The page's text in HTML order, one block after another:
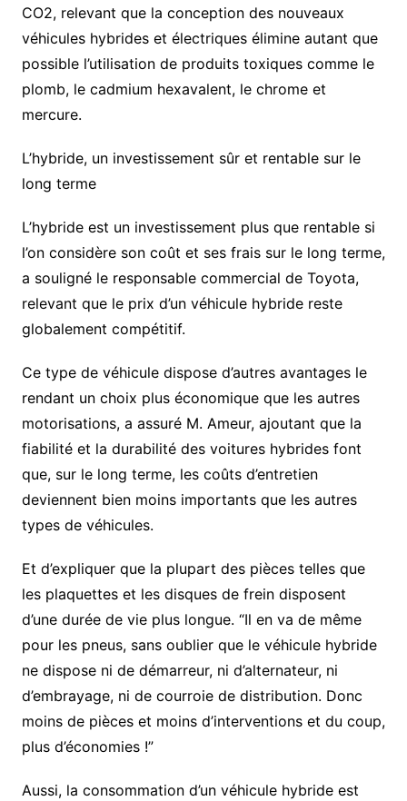
CO2, relevant que la conception des nouveaux
véhicules hybrides et électriques élimine autant que
possible l’utilisation de produits toxiques comme le
plomb, le cadmium hexavalent, le chrome et
mercure.
L’hybride, un investissement sûr et rentable sur le
long terme
L’hybride est un investissement plus que rentable si
l’on considère son coût et ses frais sur le long terme,
a souligné le responsable commercial de Toyota,
relevant que le prix d’un véhicule hybride reste
globalement compétitif.
Ce type de véhicule dispose d’autres avantages le
rendant un choix plus économique que les autres
motorisations, a assuré M. Ameur, ajoutant que la
fiabilité et la durabilité des voitures hybrides font
que, sur le long terme, les coûts d’entretien
deviennent bien moins importants que les autres
types de véhicules.
Et d’expliquer que la plupart des pièces telles que
les plaquettes et les disques de frein disposent
d’une durée de vie plus longue. “Il en va de même
pour les pneus, sans oublier que le véhicule hybride
ne dispose ni de démarreur, ni d’alternateur, ni
d’embrayage, ni de courroie de distribution. Donc
moins de pièces et moins d’interventions et du coup,
plus d’économies !”
Aussi, la consommation d’un véhicule hybride est